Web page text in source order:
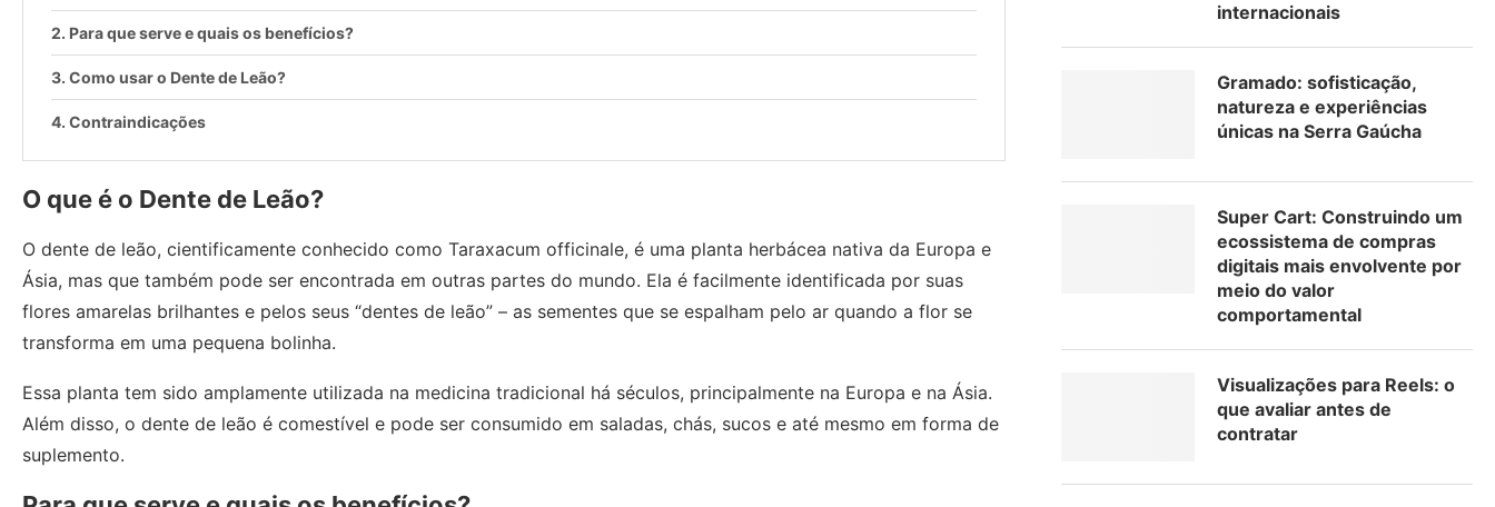
Para que serve e quais os benefícios?
Como usar o Dente de Leão?
Contraindicações
O que é o Dente de Leão?
O dente de leão, cientificamente conhecido como Taraxacum officinale, é uma planta herbácea nativa da Europa e
Ásia, mas que também pode ser encontrada em outras partes do mundo. Ela é facilmente identificada por suas
flores amarelas brilhantes e pelos seus “dentes de leão” – as sementes que se espalham pelo ar quando a flor se
transforma em uma pequena bolinha.
Essa planta tem sido amplamente utilizada na medicina tradicional há séculos, principalmente na Europa e na Ásia.
Além disso, o dente de leão é comestível e pode ser consumido em saladas, chás, sucos e até mesmo em forma de
suplemento.
internacionais
Gramado: sofisticação,
natureza e experiências
únicas na Serra Gaúcha
Super Cart: Construindo um
ecossistema de compras
digitais mais envolvente por
meio do valor
comportamental
Visualizações para Reels: o
que avaliar antes de
contratar